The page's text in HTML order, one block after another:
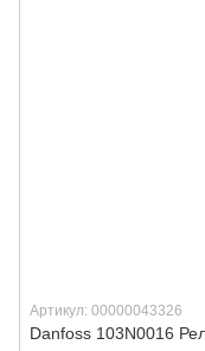
Артикул: 00000043326
Danfoss 103N0016